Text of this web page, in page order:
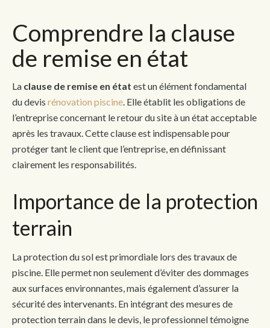
Comprendre la clause
de remise en état
La clause de remise en état est un élément fondamental
du devis rénovation piscine . Elle établit les obligations de
l’entreprise concernant le retour du site à un état acceptable
après les travaux. Cette clause est indispensable pour
protéger tant le client que l’entreprise, en définissant
clairement les responsabilités.
Importance de la protection
terrain
La protection du sol est primordiale lors des travaux de
piscine. Elle permet non seulement d’éviter des dommages
aux surfaces environnantes, mais également d’assurer la
sécurité des intervenants. En intégrant des mesures de
protection terrain dans le devis, le professionnel témoigne